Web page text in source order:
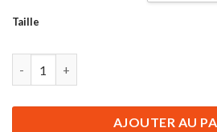
Taille
AJOUTER AU